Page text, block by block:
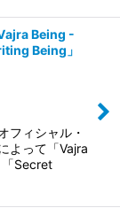
Being -
Being」
フィシャル・
よって「Vajra
Secret